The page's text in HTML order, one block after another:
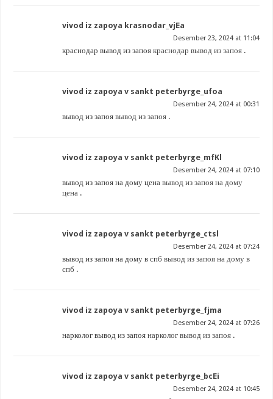
vivod iz zapoya krasnodar_vjEa
Desember 23, 2024 at 11:04
краснодар вывод из запоякраснодар вывод из запоя .
vivod iz zapoya v sankt peterbyrge_ufoa
Desember 24, 2024 at 00:31
вывод из запоявывод из запоя .
vivod iz zapoya v sankt peterbyrge_mfKl
Desember 24, 2024 at 07:10
вывод из запоя на дому ценавывод из запоя на дому
цена .
vivod iz zapoya v sankt peterbyrge_ctsl
Desember 24, 2024 at 07:24
вывод из запоя на дому в спбвывод из запоя на дому в
спб .
vivod iz zapoya v sankt peterbyrge_fjma
Desember 24, 2024 at 07:26
нарколог вывод из запоянарколог вывод из запоя .
vivod iz zapoya v sankt peterbyrge_bcEi
Desember 24, 2024 at 10:45